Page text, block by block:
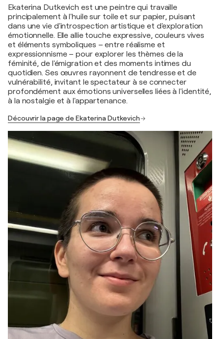
Ekaterina Dutkevich est une peintre qui travaille
principalement à l'huile sur toile et sur papier, puisant
dans une vie d'introspection artistique et d'exploration
émotionnelle. Elle allie touche expressive, couleurs vives
et éléments symboliques – entre réalisme et
expressionnisme – pour explorer les thèmes de la
féminité, de l'émigration et des moments intimes du
quotidien. Ses œuvres rayonnent de tendresse et de
vulnérabilité, invitant le spectateur à se connecter
profondément aux émotions universelles liées à l'identité,
à la nostalgie et à l'appartenance.
Découvrir la page de Ekaterina Dutkevich